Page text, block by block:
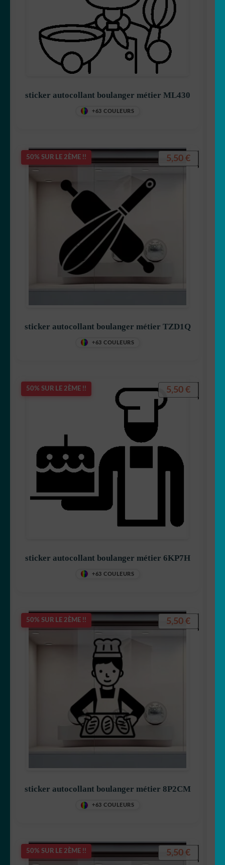
sticker autocollant boulanger métier ML430
+63 COULEURS
50% SUR LE 2ÈME !!
sticker autocollant boulanger métier TZD1Q
+63 COULEURS
5,50 €
50% SUR LE 2ÈME !!
sticker autocollant boulanger métier 6KP7H
+63 COULEURS
5,50 €
50% SUR LE 2ÈME !!
sticker autocollant boulanger métier 8P2CM
+63 COULEURS
5,50 €
50% SUR LE 2ÈME !! 5,50 €